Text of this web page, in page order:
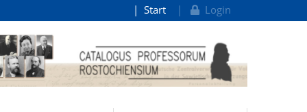
Start Login